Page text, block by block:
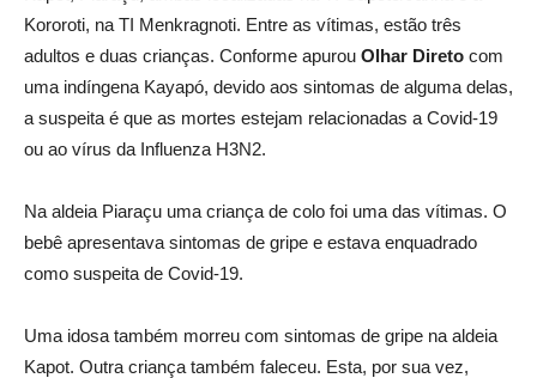
Kororoti, na TI Menkragnoti. Entre as vítimas, estão três
adultos e duas crianças. Conforme apurou Olhar Direto com
uma indíngena Kayapó, devido aos sintomas de alguma delas,
a suspeita é que as mortes estejam relacionadas a Covid-19
ou ao vírus da Influenza H3N2.
Na aldeia Piaraçu uma criança de colo foi uma das vítimas. O
bebê apresentava sintomas de gripe e estava enquadrado
como suspeita de Covid-19.
Uma idosa também morreu com sintomas de gripe na aldeia
Kapot. Outra criança também faleceu. Esta, por sua vez,